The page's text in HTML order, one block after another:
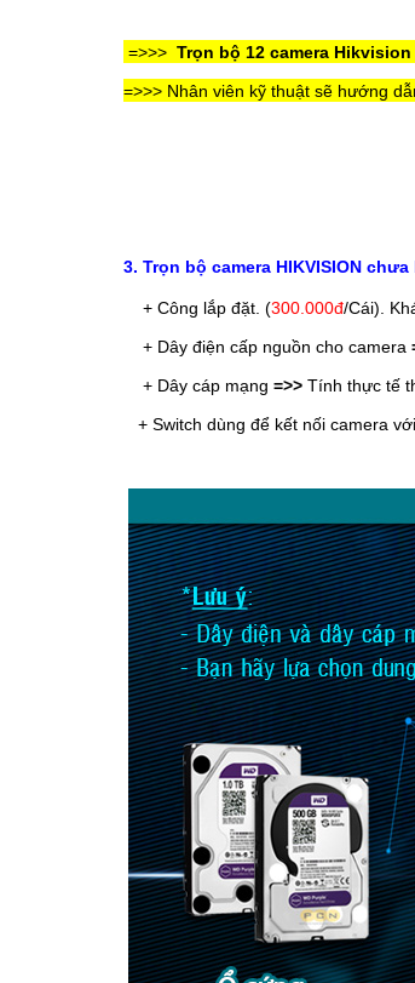
=>>> Trọn bộ 12 camera Hikvision
=>>> Nhân viên kỹ thuật sẽ hướng
3. Trọn bộ camera HIKVISION
+ Công lắp đặt. (300.000đ/Cái).
+ Dây điện cấp nguồn cho camera
+ Dây cáp mạng =>> Tính thực tế
+ Switch dùng để kết nối camera